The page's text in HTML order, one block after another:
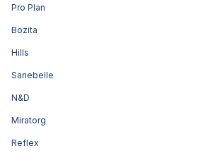
Pro Plan
Bozita
Hills
Sanebelle
N&D
Miratorg
Reflex